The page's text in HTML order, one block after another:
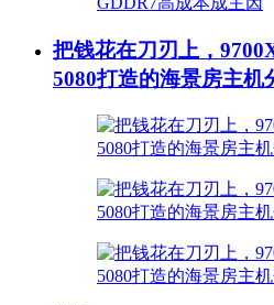
把钱花在刀刃上，
5080打造的海景房主机